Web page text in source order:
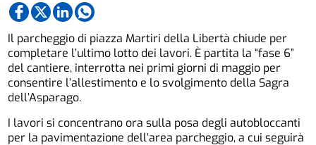
Il parcheggio di piazza Martiri della Libertà chiude per
completare l’ultimo lotto dei lavori. È partita la “fase 6”
del cantiere, interrotta nei primi giorni di maggio per
consentire l’allestimento e lo svolgimento della Sagra
dell’Asparago.
I lavori si concentrano ora sulla posa degli autobloccanti
per la pavimentazione dell’area parcheggio, a cui seguirà